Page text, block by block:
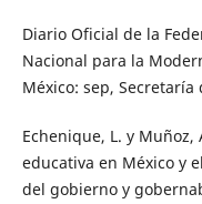
Diario Oficial de la
Nacional para la
México: sep, Secretaría
Echenique, L. y Muñoz,
educativa en México y
del gobierno y